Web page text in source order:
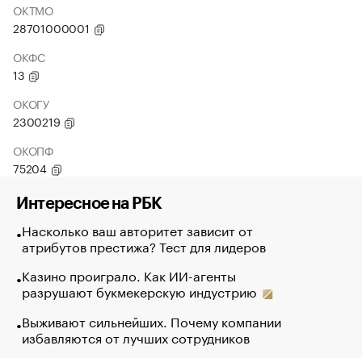
ОКТМО
28701000001
ОКФС
13
ОКОГУ
2300219
ОКОПФ
75204
Интересное на РБК
Насколько ваш авторитет зависит от
атрибутов престижа? Тест для лидеров
Казино проиграло. Как ИИ-агенты
разрушают букмекерскую индустрию
Выживают сильнейших. Почему компании
избавляются от лучших сотрудников